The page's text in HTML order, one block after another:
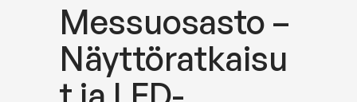
Messuosasto –
Näyttöratkaisu